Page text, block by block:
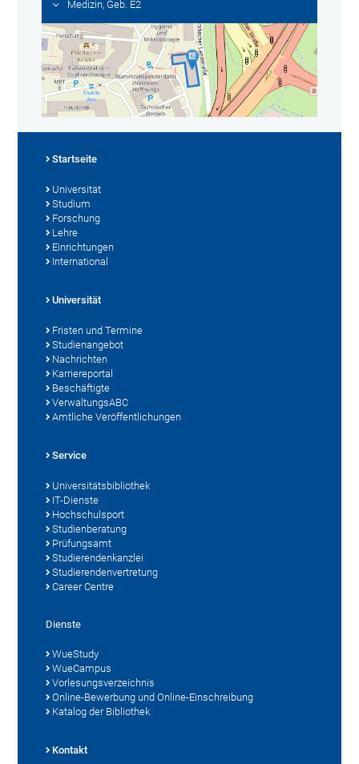
Medizin, Geb. E2
Startseite
Universität
Studium
Forschung
Lehre
Einrichtungen
International
Universität
Fristen und Termine
Studienangebot
Nachrichten
Karriereportal
Beschäftigte
VerwaltungsABC
Amtliche Veröffentlichungen
Service
Universitätsbibliothek
IT-Dienste
Hochschulsport
Studienberatung
Prüfungsamt
Studierendenkanzlei
Studierendenvertretung
Career Centre
Dienste
WueStudy
WueCampus
Vorlesungsverzeichnis
Online-Bewerbung und Online-Einschreibung
Katalog der Bibliothek
Kontakt